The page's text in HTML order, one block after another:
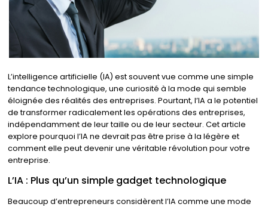
L’intelligence artificielle (IA) est souvent vue comme une simple
tendance technologique, une curiosité à la mode qui semble
éloignée des réalités des entreprises. Pourtant, l’IA a le potentiel
de transformer radicalement les opérations des entreprises,
indépendamment de leur taille ou de leur secteur. Cet article
explore pourquoi l’IA ne devrait pas être prise à la légère et
comment elle peut devenir une véritable révolution pour votre
entreprise.
L’IA : Plus qu’un simple gadget technologique
Beaucoup d’entrepreneurs considèrent l’IA comme une mode